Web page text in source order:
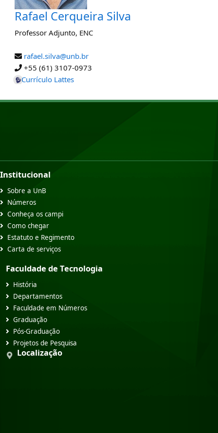
Rafael Cerqueira Silva
Professor Adjunto, ENC
rafael.silva@unb.br
+55 (61) 3107-0973
Currículo Lattes
Institucional
Sobre a UnB
Números
Conheça os campi
Como chegar
Estatuto e Regimento
Carta de serviços
Faculdade de Tecnologia
História
Departamentos
Faculdade em Números
Graduação
Pós-Graduação
Projetos de Pesquisa
Localização